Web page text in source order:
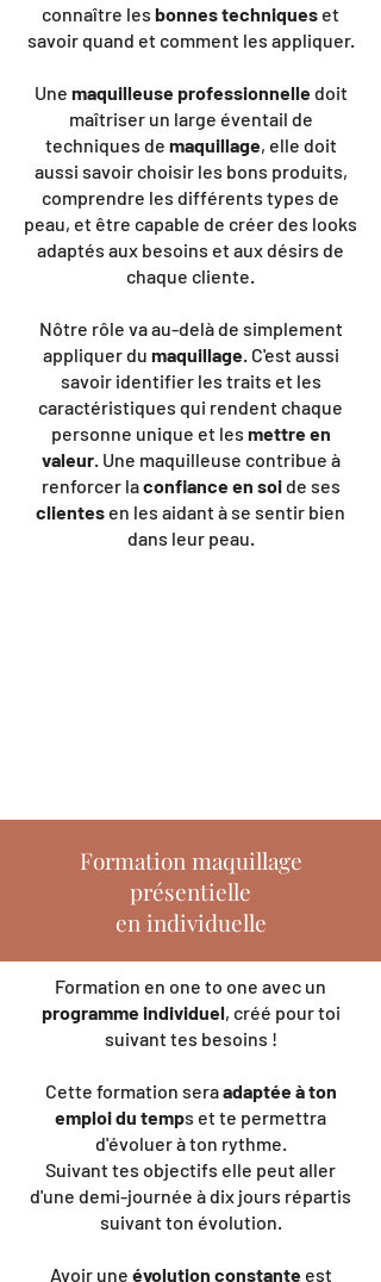
connaître les bonnes techniques et
savoir quand et comment les appliquer.
Une maquilleuse professionnelledoit
maîtriser un large éventail de
techniques de maquillage, elle doit
aussi savoir choisir les bons produits,
comprendre les différents types de
peau, et être capable de créer des looks
adaptés aux besoins et aux désirs de
chaque cliente.
Nôtre rôle va au-delà de simplement
appliquer du maquillage. C'est aussi
savoir identifier les traits et les
caractéristiques qui rendent chaque
personne unique et les mettre en
valeur. Une maquilleuse contribue à
renforcer laconfiance en soide ses
clientes en les aidant à se sentir bien
dans leur peau.
Formation maquillage
présentielle
en individuelle
Formation en one to one avec un
programme individuel, créé pour toi
suivant tes besoins !
Cette formation seraadaptée à ton
emploi du temps et te permettra
d'évoluer à ton rythme.
Suivant tes objectifs elle peut aller
d'une demi-journée à dix jours répartis
suivant ton évolution.
Avoir une évolution constanteest